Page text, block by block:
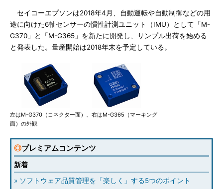
セイコーエプソンは2018年4月、自動運転や自動制御などの用
途に向けた6軸センサーの慣性計測ユニット（IMU）として「M-
G370」と「M-G365」を新たに開発し、サンプル出荷を始める
と発表した。量産開始は2018年末を予定している。
左はM-G370（コネクター面）、右はM-G365（マーキング
面）の外観
◎プレミアムコンテンツ
新着
» ソフトウェア品質管理を「楽しく」する5つのポイント